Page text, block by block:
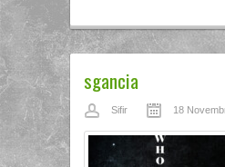
sgancia
Sifir 18